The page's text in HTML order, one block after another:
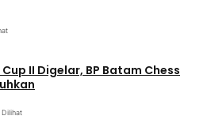
II Digelar, BP Batam Chess
Dilihat